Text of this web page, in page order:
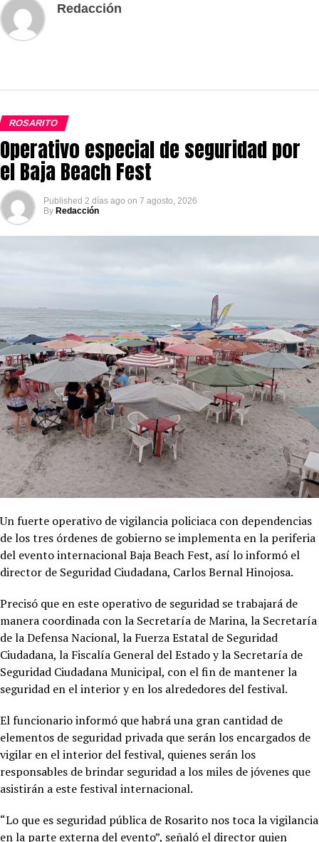
Redacción
ROSARITO
Operativo especial de seguridad por
el Baja Beach Fest
Published 2 días ago on 7 agosto, 2026
By Redacción
Un fuerte operativo de vigilancia policiaca con dependencias
de los tres órdenes de gobierno se implementa en la periferia
del evento internacional Baja Beach Fest, así lo informó el
director de Seguridad Ciudadana, Carlos Bernal Hinojosa.
Precisó que en este operativo de seguridad se trabajará de
manera coordinada con la Secretaría de Marina, la Secretaría
de la Defensa Nacional, la Fuerza Estatal de Seguridad
Ciudadana, la Fiscalía General del Estado y la Secretaría de
Seguridad Ciudadana Municipal, con el fin de mantener la
seguridad en el interior y en los alrededores del festival.
El funcionario informó que habrá una gran cantidad de
elementos de seguridad privada que serán los encargados de
vigilar en el interior del festival, quienes serán los
responsables de brindar seguridad a los miles de jóvenes que
asistirán a este festival internacional.
“Lo que es seguridad pública de Rosarito nos toca la vigilancia
en la parte externa del evento”, señaló el director quien